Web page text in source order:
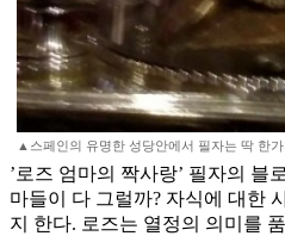
▲스페인의 유명한 성당안에서 필자는 딱 한
’로즈 엄마의 짝사랑’ 필자의 블
마들이 다 그럴까? 자식에 대한
지 한다. 로즈는 열정의 의미를